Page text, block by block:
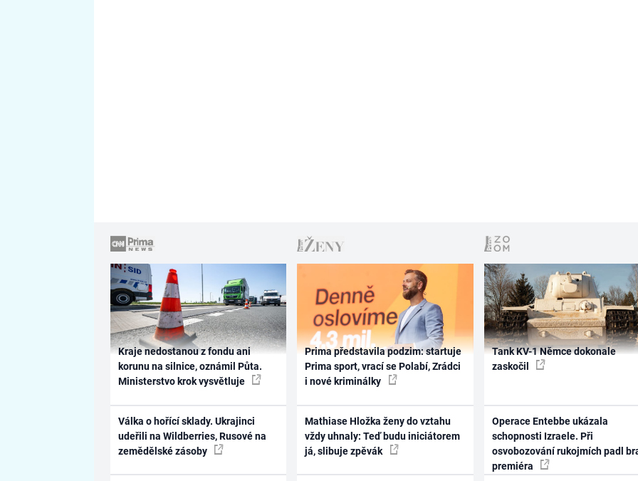
Kraje nedostanou z fondu ani
korunu na silnice, oznámil Půta.
Ministerstvo krok vysvětluje
Válka o hořící sklady. Ukrajinci
udeřili na Wildberries, Rusové na
zemědělské zásoby
Prima představila podzim: startuje
Prima sport, vrací se Polabí, Zrádci
i nové kriminálky
Mathiase Hložka ženy do vztahu
vždy uhnaly: Teď budu iniciátorem
já, slibuje zpěvák
Tank KV-1 Němce dokonale
zaskočil
Operace Entebbe ukázala
schopnosti Izraele. Při
osvobozování rukojmích padl
premiéra